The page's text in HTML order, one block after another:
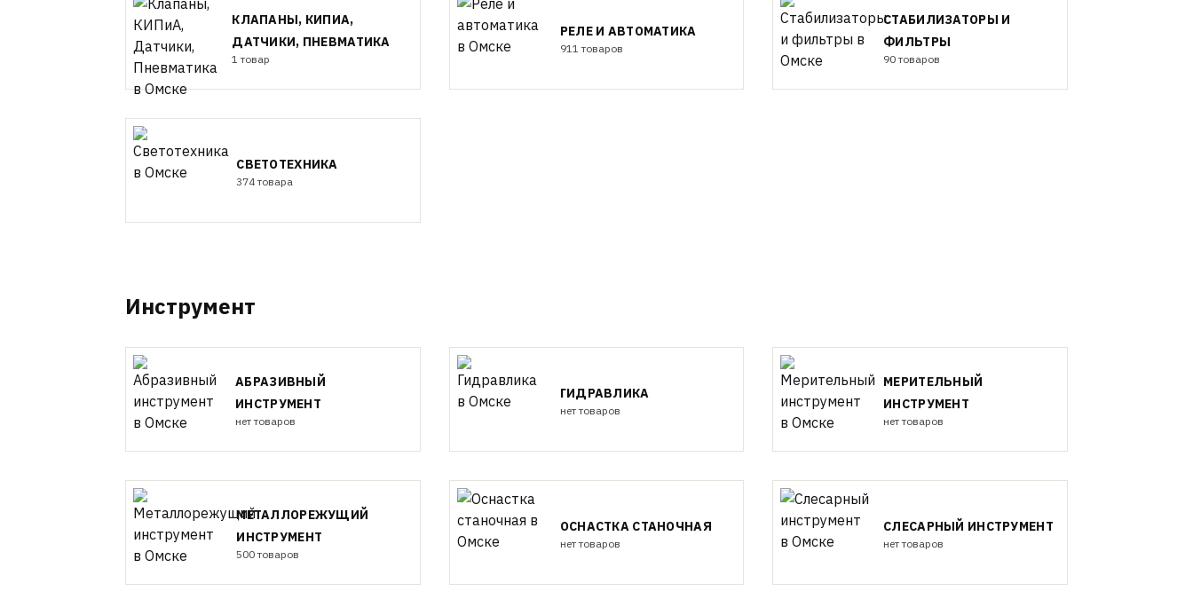
КЛАПАНЫ, КИПИА,
ДАТЧИКИ, ПНЕВМАТИКА
1 товар
РЕЛЕ И АВТОМАТИКА
911 товаров
СТАБИЛИЗАТОРЫ И
ФИЛЬТРЫ
90 товаров
СВЕТОТЕХНИКА
374 товара
Инструмент
АБРАЗИВНЫЙ
ИНСТРУМЕНТ
нет товаров
ГИДРАВЛИКА
нет товаров
МЕРИТЕЛЬНЫЙ
ИНСТРУМЕНТ
нет товаров
МЕТАЛЛОРЕЖУЩИЙ
ИНСТРУМЕНТ
500 товаров
ОСНАСТКА СТАНОЧНАЯ
нет товаров
СЛЕСАРНЫЙ ИНСТРУМЕНТ
нет товаров